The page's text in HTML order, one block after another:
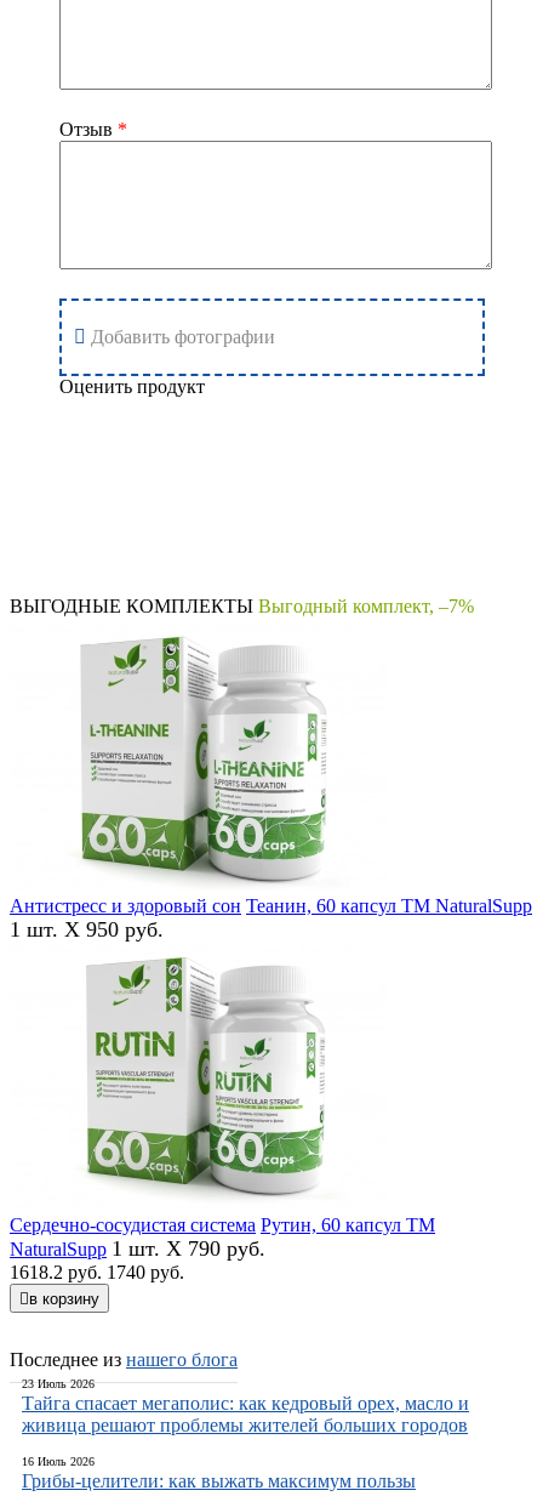
Отзыв *
Добавить фотографии
Оценить продукт
ВЫГОДНЫЕ КОМПЛЕКТЫ Выгодный комплект, –7%
Антистресс и здоровый сон Теанин, 60 капсул ТМ NaturalSupp
1 шт. X 950 руб.
Сердечно-сосудистая система Рутин, 60 капсул ТМ
NaturalSupp 1 шт. X 790 руб.
1618.2 руб. 1740 руб.
в корзину
Последнее из нашего блога
23 Июль 2026
Тайга спасает мегаполис: как кедровый орех, масло и
живица решают проблемы жителей больших городов
16 Июль 2026
Грибы-целители: как выжать максимум пользы